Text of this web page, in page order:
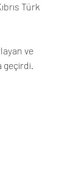
Türk
ve
geçirdi.